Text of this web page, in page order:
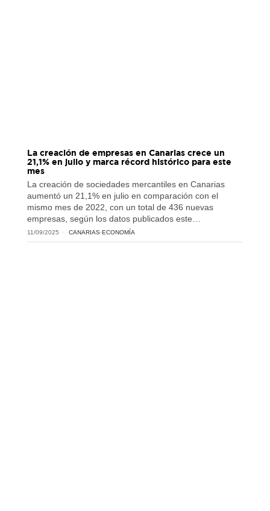
La creación de empresas en Canarias crece un
21,1% en julio y marca récord histórico para este
mes
La creación de sociedades mercantiles en Canarias
aumentó un 21,1% en julio en comparación con el
mismo mes de 2022, con un total de 436 nuevas
empresas, según los datos publicados este…
11/09/2025 CANARIAS·ECONOMÍA